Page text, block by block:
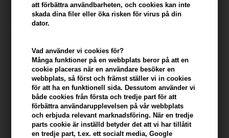
att förbättra användbarheten, och cookies kan inte
skada dina filer eller öka risken för virus på din
dator.
Vad använder vi cookies för?
Många funktioner på en webbplats beror på att en
cookie placeras när en användare besöker en
webbplats, så först och främst ställer vi in ​​cookies
för att ha en funktionell sida. Dessutom använder vi
både cookies från första och tredje part för att
förbättra användarupplevelsen på vår webbplats
och erbjuda relevant marknadsföring. När en tredje
parts cookie är inställd betyder det att vi har tillåtit
en tredje part, t.ex. ett socialt media, Google